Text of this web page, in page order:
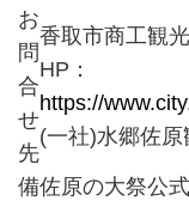
お
問
合
せ
先
香取市商工観
HP：
https://
(一社)水郷佐
備佐原の大祭公